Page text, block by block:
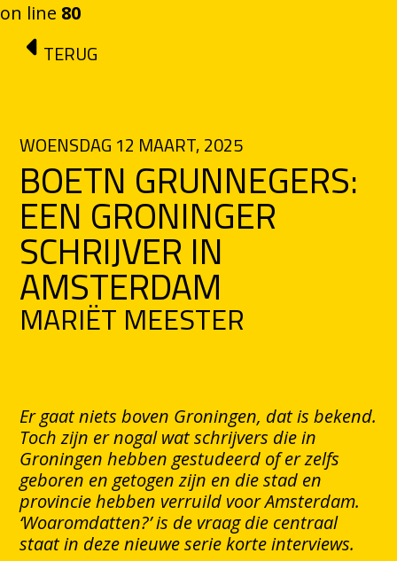
on line 80
Ga naar de inhoud
TERUG
WOENSDAG 12 MAART, 2025
BOETN GRUNNEGERS:
EEN GRONINGER
SCHRIJVER IN
AMSTERDAM
MARIËT MEESTER
Er gaat niets boven Groningen, dat is bekend.
Toch zijn er nogal wat schrijvers die in
Groningen hebben gestudeerd of er zelfs
geboren en getogen zijn en die stad en
provincie hebben verruild voor Amsterdam.
‘Woaromdatten?’ is de vraag die centraal
staat in deze nieuwe serie korte interviews.